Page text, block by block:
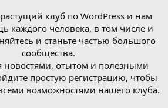
клуб по WordPress и нам
каждого человека, в том числе и
и станьте частью большого
сообщества.
отытом и полезными
простую регистрацию, чтобы
возможностями нашего клуба.